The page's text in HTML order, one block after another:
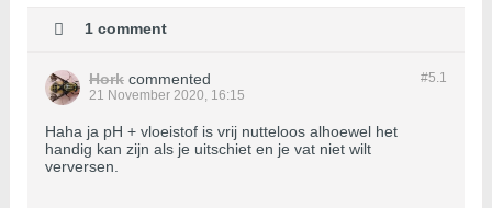
1 comment
#5.1
Hork commented
21 November 2020, 16:15
Haha ja pH + vloeistof is vrij nutteloos alhoewel het
handig kan zijn als je uitschiet en je vat niet wilt
verversen.